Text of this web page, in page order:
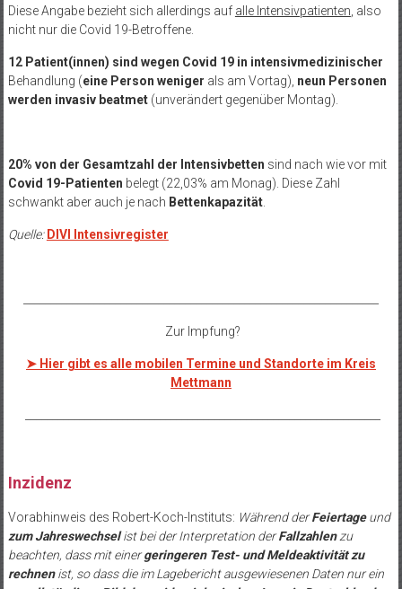
Diese Angabe bezieht sich allerdings auf alle Intensivpatienten , also
nicht nur die Covid 19-Betroffene.
12 Patient(innen) sind wegen Covid 19 in intensivmedizinischer
Behandlung (eine Person weniger als am Vortag), neun Personen
werden invasiv beatmet (unverändert gegenüber Montag).
20% von der Gesamtzahl der Intensivbetten sind nach wie vor mit
Covid 19-Patienten belegt (22,03% am Monag). Diese Zahl
schwankt aber auch je nach Bettenkapazität.
Quelle: DIVI Intensivregister
Zur Impfung?
➤ Hier gibt es alle mobilen Termine und Standorte im Kreis
Mettmann
Inzidenz
Vorabhinweis des Robert-Koch-Instituts: Während derFeiertageund
zum Jahreswechselist bei der Interpretation derFallzahlenzu
beachten, dass mit einergeringeren Test- und Meldeaktivität zu
rechnenist, so dass die im Lagebericht ausgewiesenen Daten nur ein